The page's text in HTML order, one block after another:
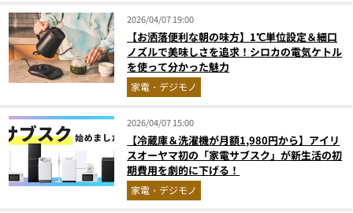
2026/04/07 19:00
【お洒落便利な朝の味方】1℃単位設定＆細口
ノズルで美味しさを追求！シロカの電気ケトル
を使って分かった魅力
家電・デジモノ
2026/04/07 15:00
【冷蔵庫＆洗濯機が月額1,980円から】アイリ
スオーヤマ初の「家電サブスク」が新生活の初
期費用を劇的に下げる！
家電・デジモノ